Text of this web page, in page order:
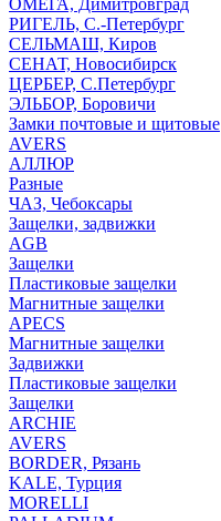
РИГЕЛЬ, С.-Петербург
СЕЛЬМАШ, Киров
СЕНАТ, Новосибирск
ЦЕРБЕР, С.Петербург
ЭЛЬБОР, Боровичи
Замки почтовые и щитовые
AVERS
АЛЛЮР
Разные
ЧАЗ, Чебоксары
Защелки, задвижки
AGB
Защелки
Пластиковые защелки
Магнитные защелки
APECS
Магнитные защелки
Задвижки
Пластиковые защелки
Защелки
ARCHIE
AVERS
BORDER, Рязань
KALE, Турция
MORELLI